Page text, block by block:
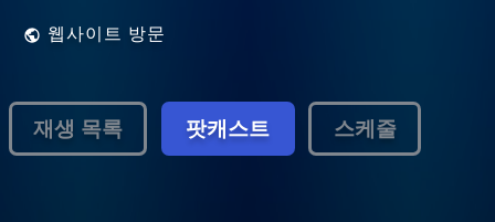
웹사이트 방문
재생 목록 팟캐스트 스케줄